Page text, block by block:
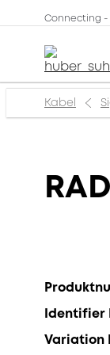
Connecting
Kabel
Identifier
Variation